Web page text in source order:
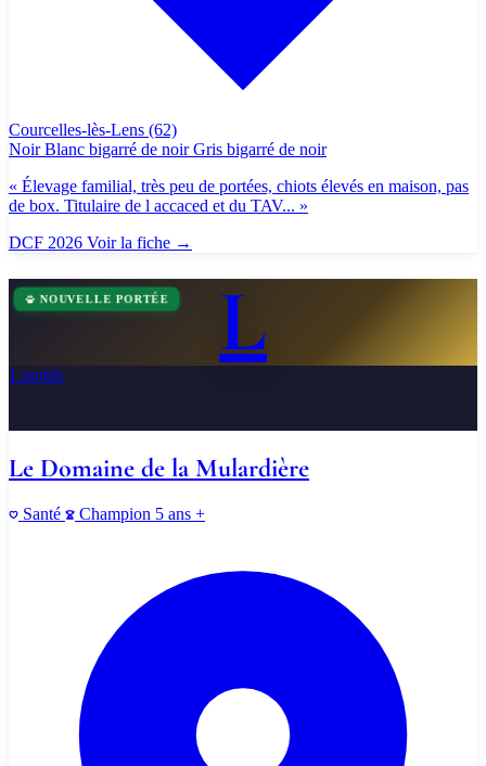
Courcelles-lès-Lens (62)
Noir Blanc bigarré de noir Gris bigarré de noir
« Élevage familial, très peu de portées, chiots élevés en maison, pas
de box. Titulaire de l accaced et du TAV... »
DCF 2026 Voir la fiche →
L
NOUVELLE PORTÉE
1 portée
Le Domaine de la Mulardière
Santé Champion 5 ans +